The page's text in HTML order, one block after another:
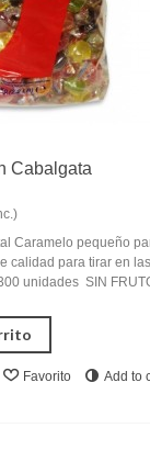
Cabalgata
Caramelo pequeño
calidad para tirar en
unidades SIN
Favorito Add to